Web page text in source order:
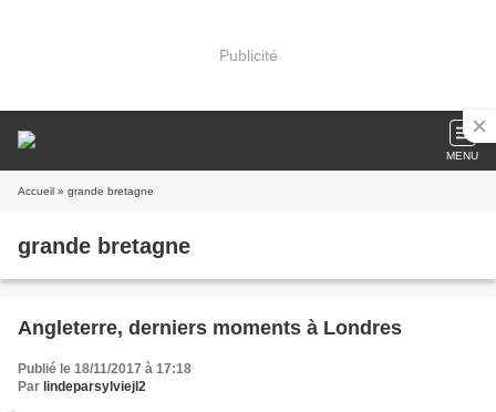
Publicité
MENU
Accueil » grande bretagne
grande bretagne
Angleterre, derniers moments à Londres
Publié le 18/11/2017 à 17:18
Par lindeparsylviejl2